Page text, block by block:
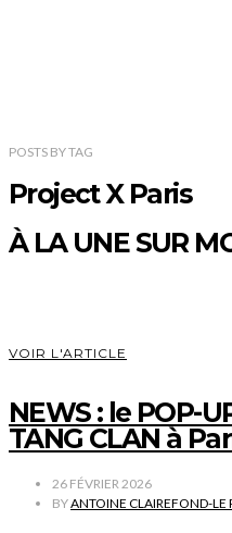
POSTS BYTAG
Project X Paris
À LA UNE SUR
VOIR L'ARTICLE
NEWS : le POP-
TANG CLAN à
26 FÉVRIER 2026
BYANTOINE CLAIREFOND-LE